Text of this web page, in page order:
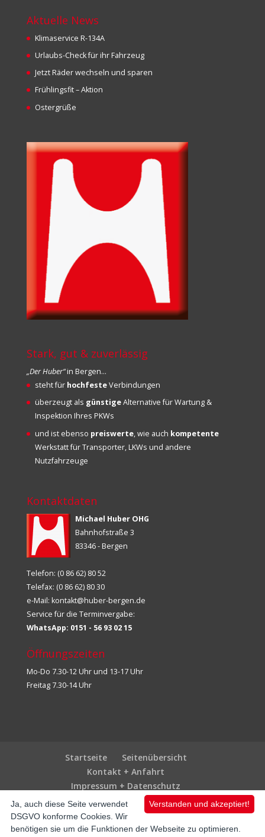
Aktuelle News
Klimaservice R-134A
Urlaubs-Check für ihr Fahrzeug
Jetzt Räder wechseln und sparen
Frühlingsfit – Aktion
Ostergrüße
Stark, gut & zuverlässig
„Der Huber“in Bergen…
steht für hochfesteVerbindungen
überzeugt als günstigeAlternative für Wartung &
Inspektion Ihres PKWs
und ist ebenso preiswerte, wie auch kompetente
Werkstatt für Transporter, LKWs und andere
Nutzfahrzeuge
Kontaktdaten
Michael Huber OHG
Bahnhofstraße 3
83346 - Bergen
Telefon: (0 86 62) 80 52
Telefax: (0 86 62) 80 30
e-Mail: kontakt@huber-bergen.de
Service für die Terminvergabe:
WhatsApp: 0151 - 56 93 02 15
Öffnungszeiten
Mo-Do 7.30-12 Uhr und 13-17 Uhr
Freitag 7.30-14 Uhr
Startseite
Seitenübersicht
Kontakt + Anfahrt
Impressum + Datenschutz
„Der Huber“ in Bergen © 2019-2024
Verstanden und akzeptiert!
Ja, auch diese Seite verwendet
DSGVO konforme Cookies. Wir
benötigen sie um die Funktionen der Webseite zu optimieren.